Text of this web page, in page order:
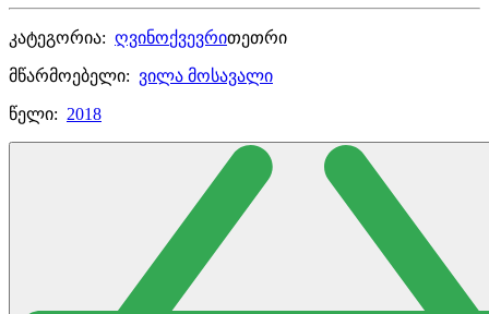
კატეგორია: ღვინოქვევრითეთრი
მწარმოებელი: ვილა მოსავალი
წელი: 2018